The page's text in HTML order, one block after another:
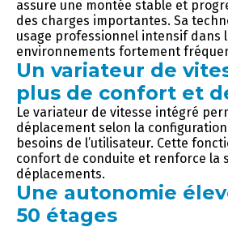
assure une montée stable et
des charges importantes. Sa
usage professionnel intensif dans
environnements fortement
Un variateur de
plus de confort et
Le variateur de vitesse intégré
déplacement selon la configuration
besoins de l’utilisateur. Cette
confort de conduite et renforce la
déplacements.
Une autonomie
50 étages